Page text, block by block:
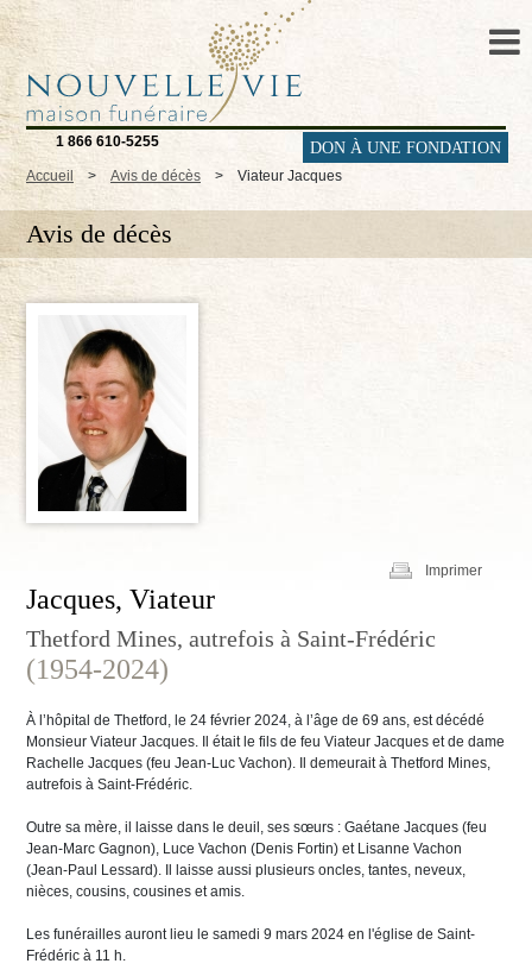
1 866 610-5255 DON À UNE FONDATION
Accueil > Avis de décès > Viateur Jacques
Avis de décès
Imprimer
Jacques, Viateur
Thetford Mines, autrefois à Saint-Frédéric
(1954-2024)
À l’hôpital de Thetford, le 24 février 2024, à l’âge de 69 ans, est décédé
Monsieur Viateur Jacques. Il était le fils de feu Viateur Jacques et de dame
Rachelle Jacques (feu Jean-Luc Vachon). Il demeurait à Thetford Mines,
autrefois à Saint-Frédéric.
Outre sa mère, il laisse dans le deuil, ses sœurs : Gaétane Jacques (feu
Jean-Marc Gagnon), Luce Vachon (Denis Fortin) et Lisanne Vachon
(Jean-Paul Lessard). Il laisse aussi plusieurs oncles, tantes, neveux,
nièces, cousins, cousines et amis.
Les funérailles auront lieu le samedi 9 mars 2024 en l'église de Saint-
Frédéric à 11 h.